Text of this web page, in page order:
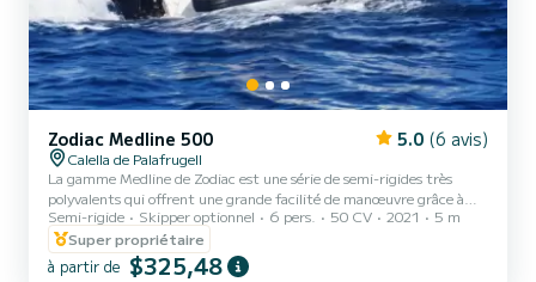
Zodiac Medline 500 5.0 (6 avis)
Calella de Palafrugell
La gamme Medline de Zodiac est une série de semi-rigides très
polyvalents qui offrent une grande facilité de manœuvre grâce à
leur légèreté, ainsi qu'un grand espace sur le pont grâce au solarium
avant et au solarium arrière convertible. Profitez de la Costa Brava
sur votre « plage privée ».
Semi-rigide Skipper optionnel 6 pers. 50 CV 2021
5 m
Super propriétaire
à partir de $325,48